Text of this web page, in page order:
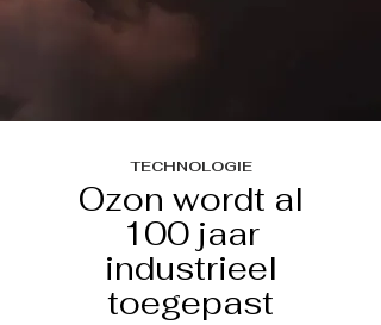
TECHNOLOGIE
Ozon wordt al
100 jaar
industrieel
toegepast